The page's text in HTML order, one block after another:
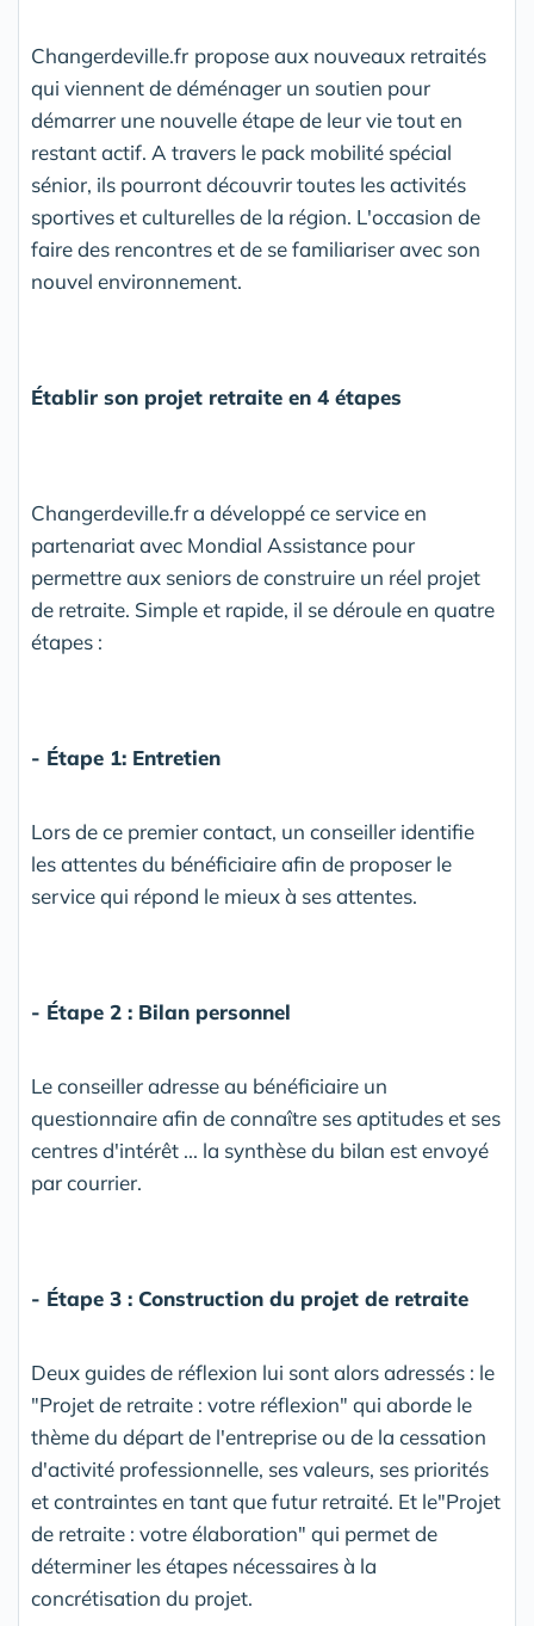
Changerdeville.fr propose aux nouveaux retraités
qui viennent de déménager un soutien pour
démarrer une nouvelle étape de leur vie tout en
restant actif. A travers le pack mobilité spécial
sénior, ils pourront découvrir toutes les activités
sportives et culturelles de la région. L'occasion de
faire des rencontres et de se familiariser avec son
nouvel environnement.
Établir son projet retraite en 4 étapes
Changerdeville.fr a développé ce service en
partenariat avec Mondial Assistance pour
permettre aux seniors de construire un réel projet
de retraite. Simple et rapide, il se déroule en quatre
étapes :
- Étape 1: Entretien
Lors de ce premier contact, un conseiller identifie
les attentes du bénéficiaire afin de proposer le
service qui répond le mieux à ses attentes.
- Étape 2 : Bilan personnel
Le conseiller adresse au bénéficiaire un
questionnaire afin de connaître ses aptitudes et ses
centres d'intérêt ... la synthèse du bilan est envoyé
par courrier.
- Étape 3 : Construction du projet de retraite
Deux guides de réflexion lui sont alors adressés : le
"Projet de retraite : votre réflexion" qui aborde le
thème du départ de l'entreprise ou de la cessation
d'activité professionnelle, ses valeurs, ses priorités
et contraintes en tant que futur retraité. Et le"Projet
de retraite : votre élaboration" qui permet de
déterminer les étapes nécessaires à la
concrétisation du projet.